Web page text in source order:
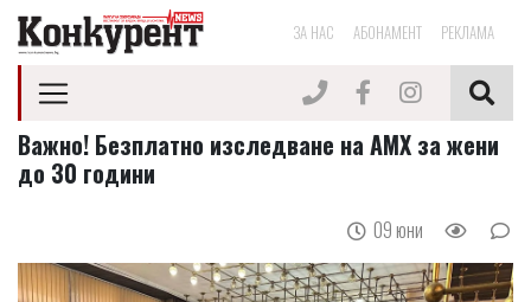
ЗА НАС АБОНАМЕНТ РЕКЛАМА
Важно! Безплатно изследване на АМХ за жени
до 30 години
09 юни